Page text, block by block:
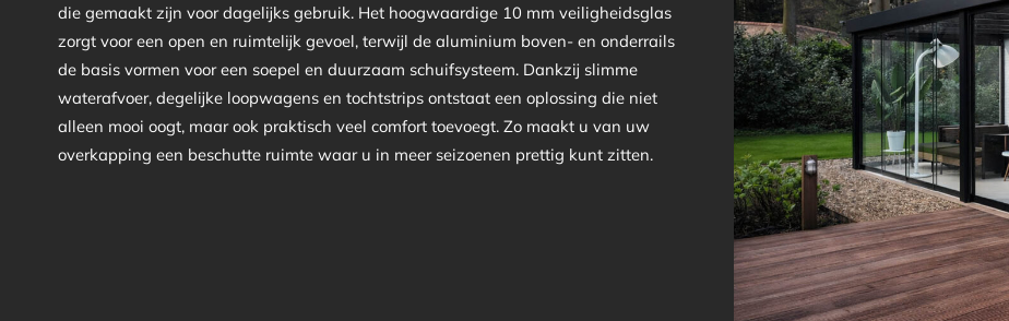
die gemaakt zijn voor dagelijks gebruik. Het hoogwaardige 10 mm veiligheidsglas
zorgt voor een open en ruimtelijk gevoel, terwijl de aluminium boven- en onderrails
de basis vormen voor een soepel en duurzaam schuifsysteem. Dankzij slimme
waterafvoer, degelijke loopwagens en tochtstrips ontstaat een oplossing die niet
alleen mooi oogt, maar ook praktisch veel comfort toevoegt. Zo maakt u van uw
overkapping een beschutte ruimte waar u in meer seizoenen prettig kunt zitten.